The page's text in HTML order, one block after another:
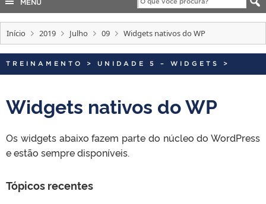
Canais
EDITAIS
TELEFONES
MENU
Início 2019 Julho 09 Widgets nativos do WP
TREINAMENTO > UNIDADE 5 – WIDGETS >
Widgets nativos do WP
Os widgets abaixo fazem parte do núcleo do WordPress
e estão sempre disponíveis.
Tópicos recentes